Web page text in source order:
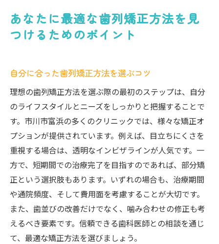
あなたに最適な歯列矯正方法を見
つけるためのポイント
自分に合った歯列矯正方法を選ぶコツ
理想の歯列矯正方法を選ぶ際の最初のステップは、自分
のライフスタイルとニーズをしっかりと把握することで
す。市川市富浜の多くのクリニックでは、様々な矯正オ
プションが提供されています。例えば、目立ちにくさを
重視する場合は、透明なインビザラインが人気です。一
方で、短期間での治療完了を目指すのであれば、部分矯
正という選択肢もあります。いずれの場合も、治療期間
や通院頻度、そして費用面を考慮することが大切です。
また、歯並びの改善だけでなく、噛み合わせの修正も考
えるべき要素です。信頼できる歯科医師との相談を通じ
て、最適な矯正方法を選びましょう。